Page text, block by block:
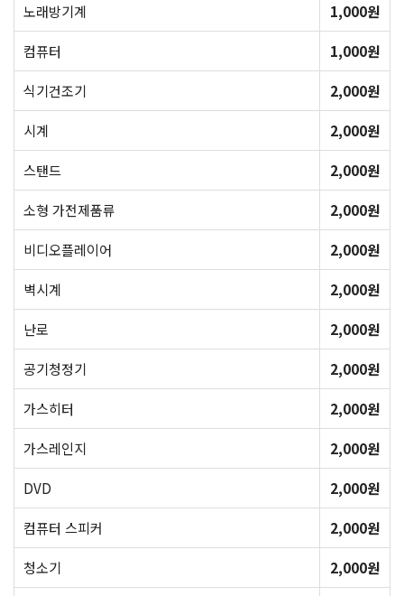
노래방기계
1,000원
컴퓨터
1,000원
식기건조기
2,000원
시계
2,000원
스탠드
2,000원
소형 가전제품류
2,000원
비디오플레이어
2,000원
벽시계
2,000원
난로
2,000원
공기청정기
2,000원
가스히터
2,000원
가스레인지
2,000원
DVD
2,000원
컴퓨터 스피커
2,000원
청소기
2,000원